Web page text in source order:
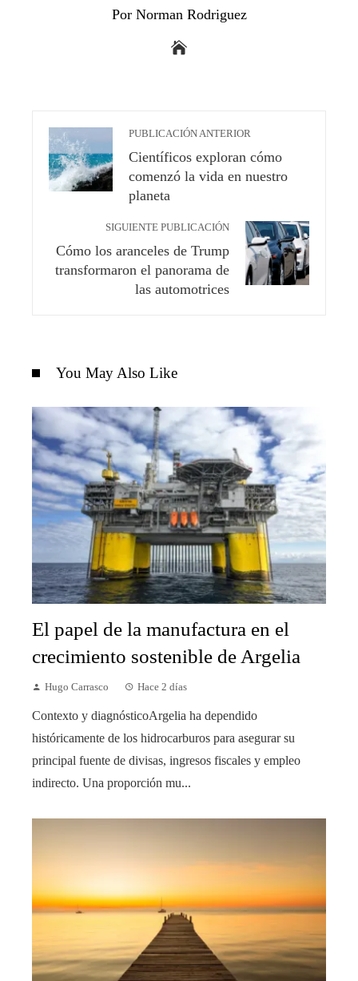
Por Norman Rodriguez
PUBLICACIÓN ANTERIOR
Científicos exploran cómo
comenzó la vida en nuestro
planeta
SIGUIENTE PUBLICACIÓN
Cómo los aranceles de Trump
transformaron el panorama de
las automotrices
You May Also Like
El papel de la manufactura en el
crecimiento sostenible de Argelia
Hugo Carrasco Hace 2 días
Contexto y diagnósticoArgelia ha dependido
históricamente de los hidrocarburos para asegurar su
principal fuente de divisas, ingresos fiscales y empleo
indirecto. Una proporción mu...